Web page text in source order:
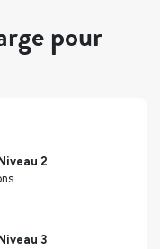
pour
Niveau 2
Niveau 3